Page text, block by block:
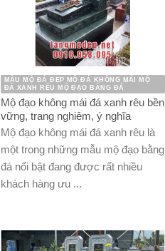
MẪU MỘ ĐÁ ĐẸP MỘ ĐÁ KHÔNG MÁI MỘ
ĐÁ XANH RÊU MỘ ĐẠO BẰNG ĐÁ
Mộ đạo không mái đá xanh rêu bền
vững, trang nghiêm, ý nghĩa
Mộ đạo không mái đá xanh rêu là
một trong những mẫu mộ đạo bằng
đá nổi bật đang được rất nhiều
khách hàng ưu ...